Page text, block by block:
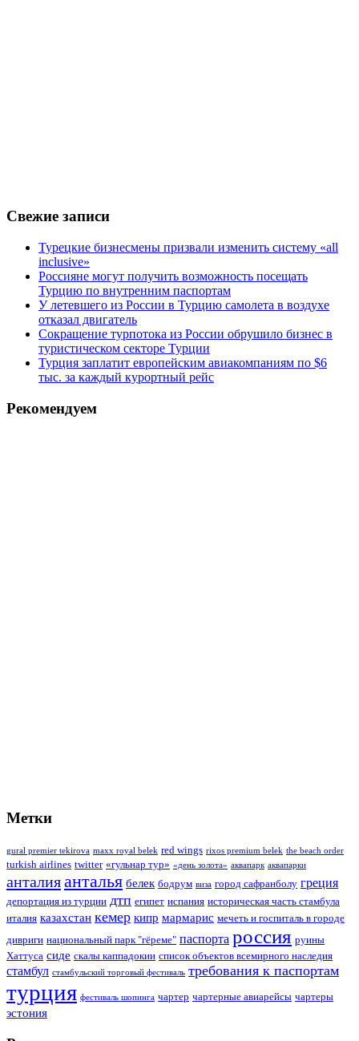
Свежие записи
Турецкие бизнесмены призвали изменить систему «all
inclusive»
Россияне могут получить возможность посещать
Турцию по внутренним паспортам
У летевшего из России в Турцию самолета в воздухе
отказал двигатель
Сокращение турпотока из России обрушило бизнес в
туристическом секторе Турции
Турция заплатит европейским авиакомпаниям по $6
тыс. за каждый курортный рейс
Рекомендуем
Метки
gural premier tekirova maxx royal belek red wings rixos premium belek the beach order
turkish airlines twitter «гульнар тур» «день золота» аквапарк аквапарки
анталияанталья белек бодрум виза город сафранболу греция
депортация из турции дтп египет испания историческая часть стамбула
италия казахстан кемер кипр мармарис мечеть и госпиталь в городе
дивриги национальный парк "гёреме" паспорта россия руины
Хаттуса сиде скалы каппадокии список объектов всемирного наследия
стамбул стамбульский торговый фестиваль требования к паспортам
турция фестиваль шопинга чартер чартерные авиарейсы чартеры
эстония